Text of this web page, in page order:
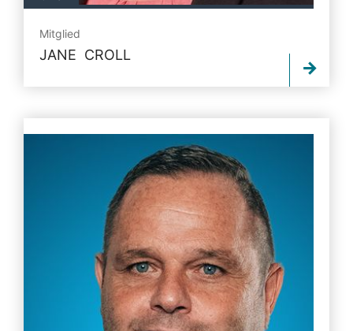
Mitglied
JANE CROLL